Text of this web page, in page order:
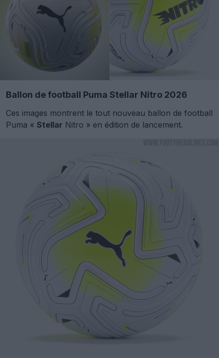
Ballon de football Puma Stellar Nitro 2026
Ces images montrent le tout nouveau ballon de football
Puma « Stellar Nitro » en édition de lancement.